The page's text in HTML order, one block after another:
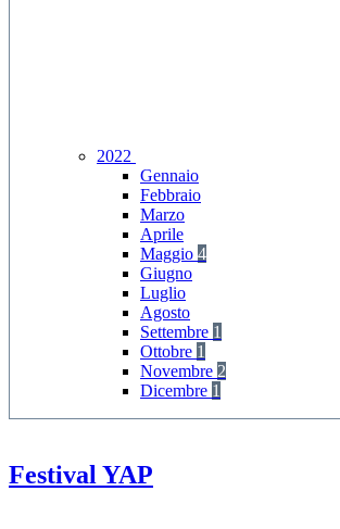
2022
Gennaio
Febbraio
Marzo
Aprile
Maggio 4
Giugno
Luglio
Agosto
Settembre 1
Ottobre 1
Novembre 2
Dicembre 1
Festival YAP